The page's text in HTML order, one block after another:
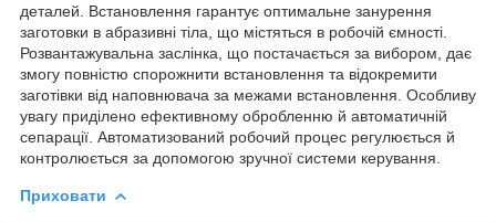
деталей. Встановлення гарантує оптимальне занурення
заготовки в абразивні тіла, що містяться в робочій ємності.
Розвантажувальна заслінка, що постачається за вибором, дає
змогу повністю спорожнити встановлення та відокремити
заготівки від наповнювача за межами встановлення. Особливу
увагу приділено ефективному обробленню й автоматичній
сепарації. Автоматизований робочий процес регулюється й
контролюється за допомогою зручної системи керування.
Приховати